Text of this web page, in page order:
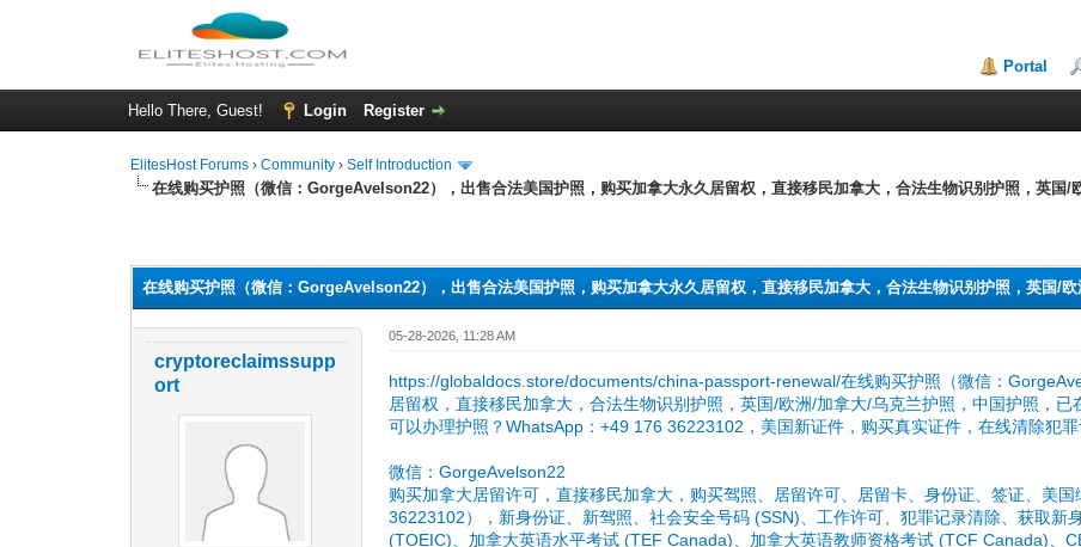
Portal
Hello There, Guest! Login Register
ElitesHost Forums ›Community ›Self Introduction
在线购买护照（微信：GorgeAvelson22），出售合法美国护照，购买加拿大永久居留权，直接移民加拿大，合法生物识别护照，英国/
在线购买护照（微信：GorgeAvelson22），出售合法美国护照，购买加拿大永久居留权，直接移民加拿大，合法生物识别护照，英国/
cryptoreclaimssupp
ort
05-28-2026, 11:28 AM
https://globaldocs.store/documents/china-passport-renewal/在线购买护照（微信：
居留权，直接移民加拿大，合法生物识别护照，英国/欧洲/加拿大/乌克兰护照，中国护照，
可以办理护照？WhatsApp：+49 176 36223102，美国新证件，购买真实证件，在线清除犯罪
微信：GorgeAvelson22
购买加拿大居留许可，直接移民加拿大，购买驾照、居留许可、居留卡、身份证、签证、美
36223102），新身份证、新驾照、社会安全号码 (SSN)、工作许可、犯罪记录清除、获取新
(TOEIC)、加拿大英语水平考试 (TEF Canada)、加拿大英语教师资格考试 (TCF Canada)、